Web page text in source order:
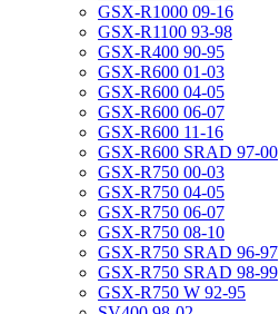
GSX-R1000 09-16
GSX-R1100 93-98
GSX-R400 90-95
GSX-R600 01-03
GSX-R600 04-05
GSX-R600 06-07
GSX-R600 11-16
GSX-R600 SRAD 97-00
GSX-R750 00-03
GSX-R750 04-05
GSX-R750 06-07
GSX-R750 08-10
GSX-R750 SRAD 96-97
GSX-R750 SRAD 98-99
GSX-R750 W 92-95